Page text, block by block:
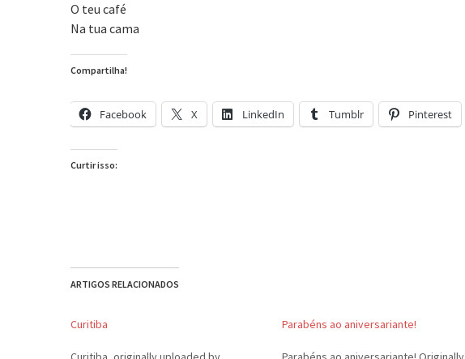
O teu café
Na tua cama
Compartilha!
Facebook X LinkedIn Tumblr Pinterest
Curtir isso:
ARTIGOS RELACIONADOS
Curitiba Parabéns ao aniversariante!